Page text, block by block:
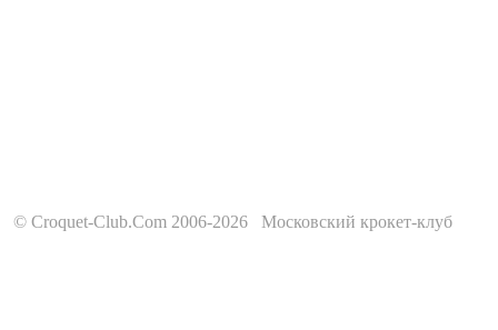
© Croquet-Club.Com 2006-2026 Московский крокет-клуб